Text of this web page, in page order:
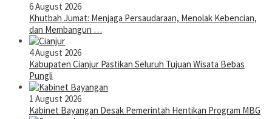
6 August 2026
Khutbah Jumat: Menjaga Persaudaraan, Menolak Kebencian,
dan Membangun …
4 August 2026
Kabupaten Cianjur Pastikan Seluruh Tujuan Wisata Bebas
Pungli
1 August 2026
Kabinet Bayangan Desak Pemerintah Hentikan Program MBG